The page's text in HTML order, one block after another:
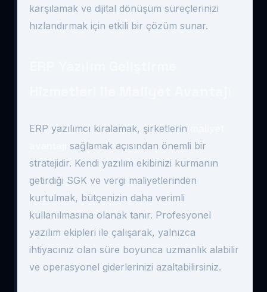
karşılamak ve dijital dönüşüm süreçlerinizi
hızlandırmak için etkili bir çözüm sunar.
ERP yazılımcı kiralamak, şirketlerin
sağlamak açısından önemli bir
stratejidir. Kendi yazılım ekibinizi kurmanın
getirdiği SGK ve vergi maliyetlerinden
kurtulmak, bütçenizin daha verimli
kullanılmasına olanak tanır. Profesyonel
yazılım ekipleri ile çalışarak, yalnızca
ihtiyacınız olan süre boyunca uzmanlık alabilir
ve operasyonel giderlerinizi azaltabilirsiniz.